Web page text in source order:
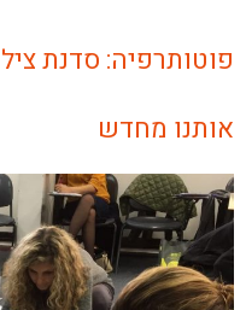
פוטותרפיה: סדנת
אותנו מחדש